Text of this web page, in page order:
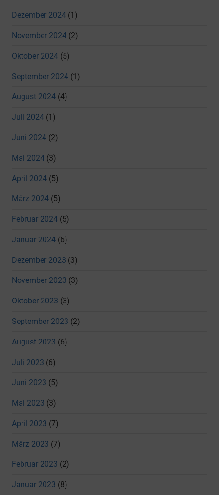
Dezember 2024 (1)
November 2024 (2)
Oktober 2024 (5)
September 2024 (1)
August 2024 (4)
Juli 2024 (1)
Juni 2024 (2)
Mai 2024 (3)
April 2024 (5)
März 2024 (5)
Februar 2024 (5)
Januar 2024 (6)
Dezember 2023 (3)
November 2023 (3)
Oktober 2023 (3)
September 2023 (2)
August 2023 (6)
Juli 2023 (6)
Juni 2023 (5)
Mai 2023 (3)
April 2023 (7)
März 2023 (7)
Februar 2023 (2)
Januar 2023 (8)